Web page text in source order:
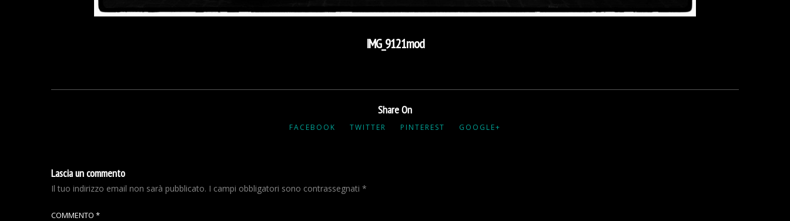
IMG_9121mod
Share On
FACEBOOK TWITTER PINTEREST GOOGLE+
Lascia un commento
Il tuo indirizzo email non sarà pubblicato. I campi obbligatori sono contrassegnati *
COMMENTO *